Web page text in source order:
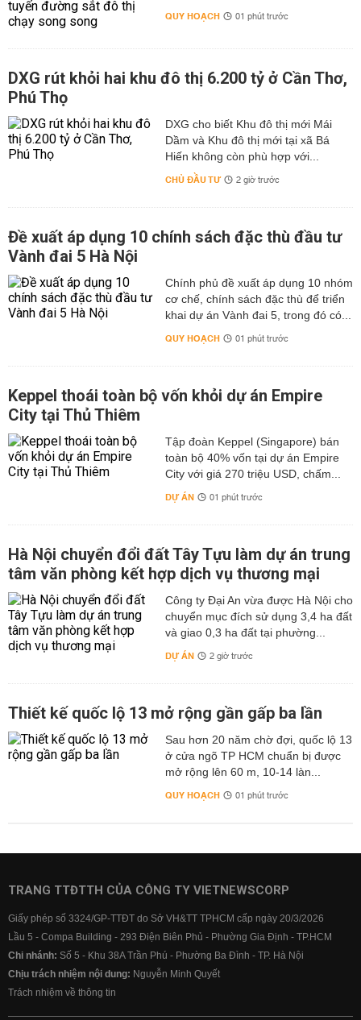
QUY HOẠCH 01 phút trước
DXG rút khỏi hai khu đô thị 6.200 tỷ ở Cần Thơ,
Phú Thọ
DXG cho biết Khu đô thị mới Mái
Dầm và Khu đô thị mới tại xã Bá
Hiến không còn phù hợp với...
CHỦ ĐẦU TƯ 2 giờ trước
Đề xuất áp dụng 10 chính sách đặc thù đầu tư
Vành đai 5 Hà Nội
Chính phủ đề xuất áp dụng 10 nhóm
cơ chế, chính sách đặc thù để triển
khai dự án Vành đai 5, trong đó có...
QUY HOẠCH 01 phút trước
Keppel thoái toàn bộ vốn khỏi dự án Empire
City tại Thủ Thiêm
Tập đoàn Keppel (Singapore) bán
toàn bộ 40% vốn tại dự án Empire
City với giá 270 triệu USD, chấm...
DỰ ÁN 01 phút trước
Hà Nội chuyển đổi đất Tây Tựu làm dự án trung
tâm văn phòng kết hợp dịch vụ thương mại
Công ty Đại An vừa được Hà Nội cho
chuyển mục đích sử dụng 3,4 ha đất
và giao 0,3 ha đất tại phường...
DỰ ÁN 2 giờ trước
Thiết kế quốc lộ 13 mở rộng gần gấp ba lần
Sau hơn 20 năm chờ đợi, quốc lộ 13
ở cửa ngõ TP HCM chuẩn bị được
mở rộng lên 60 m, 10-14 làn...
QUY HOẠCH 01 phút trước
TRANG TTĐTTH CỦA CÔNG TY VIETNEWSCORP
Giấy phép số 3324/GP-TTĐT do Sở VH&TT TPHCM cấp ngày 20/3/2026
Lầu 5 - Compa Building - 293 Điện Biên Phủ - Phường Gia Định - TP.HCM
Chi nhánh: Số 5 - Khu 38A Trần Phú - Phường Ba Đình - TP. Hà Nội
Chịu trách nhiệm nội dung: Nguyễn Minh Quyết
Trách nhiệm về thông tin